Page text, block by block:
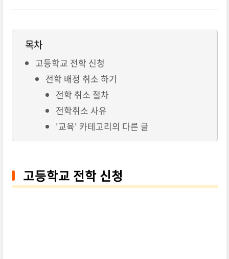
목차
고등학교 전학 신청
전학 배정 취소 하기
전학 취소 절차
전학취소 사유
'교육' 카테고리의 다른 글
고등학교 전학 신청